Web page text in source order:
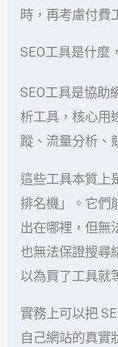
時，再考慮付費
SEO工具是什麼
SEO工具是協助
析工具，核心用
蹤、流量分析、
這些工具本質上
排名機」。它們
出在哪裡，但無
也無法保證搜尋
以為買了工具就
實務上可以把
自己網站的真實